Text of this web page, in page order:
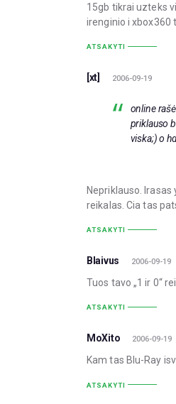
15gb tikrai uzteks
irenginio i xbox360
ATSAKYTI
[xt] 2006-09-19
online
priklauso
viska;) o
Nepriklauso.
reikalas. Cia tas
ATSAKYTI
Blaivus 2006-09-19
Tuos tavo „1 ir 0“
ATSAKYTI
MoXito 2006-09-19
Kam tas Blu-Ray
ATSAKYTI